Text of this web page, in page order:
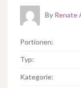
By Renate
Portionen:
Typ:
Kategorie: